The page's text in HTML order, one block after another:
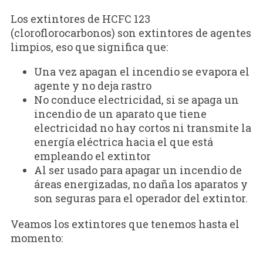
Los extintores de HCFC 123
(cloroflorocarbonos) son extintores de agentes
limpios, eso que significa que:
Una vez apagan el incendio se evapora el
agente y no deja rastro
No conduce electricidad, si se apaga un
incendio de un aparato que tiene
electricidad no hay cortos ni transmite la
energía eléctrica hacia el que está
empleando el extintor
Al ser usado para apagar un incendio de
áreas energizadas, no daña los aparatos y
son seguras para el operador del extintor.
Veamos los extintores que tenemos hasta el
momento: